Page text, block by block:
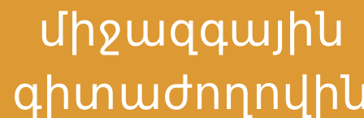
միջազգային